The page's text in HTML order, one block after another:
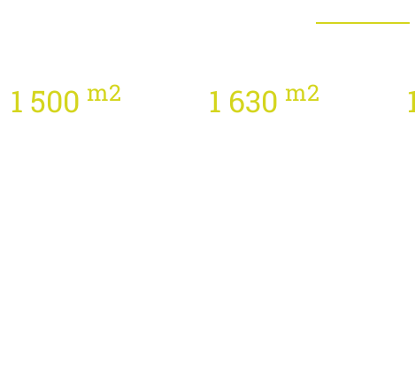
1 500 m2 1 630 m2